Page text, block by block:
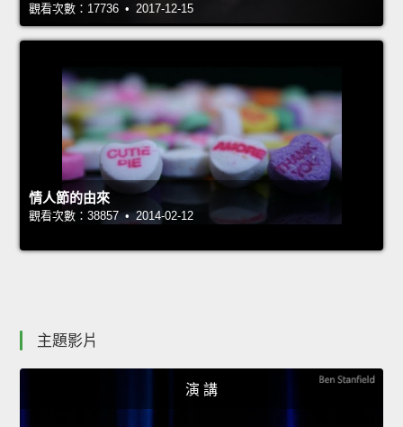
觀看次數：17736 • 2017-12-15
情人節的由來
觀看次數：38857 • 2014-02-12
主題影片
演 講